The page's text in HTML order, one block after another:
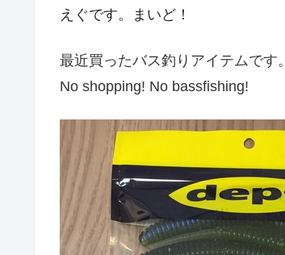
えぐです。まいど！
最近買ったバス釣りアイテムです。
No shopping! No bassfishing!